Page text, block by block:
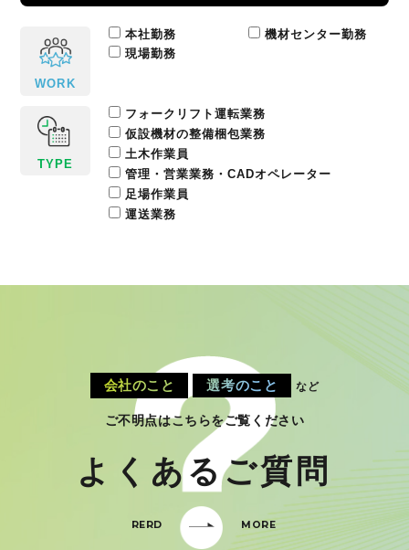
WORK
本社勤務
機材センター勤務
現場勤務
TYPE
フォークリフト運転業務
仮設機材の整備梱包業務
土木作業員
管理・営業業務・CADオペレーター
足場作業員
運送業務
会社のこと 選考のこと など
ご不明点はこちらをご覧ください
よくあるご質問
RERD MORE